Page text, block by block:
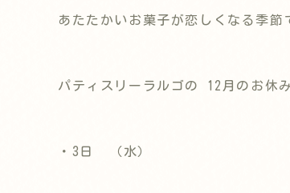
あたたかいお菓子が恋しくなる季節
パティスリーラルゴの 12月のお休
・3日 （水）